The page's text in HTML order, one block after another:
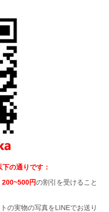
の通りです：
200~500円の割引を受けること
の実物の写真をLINEでお送り